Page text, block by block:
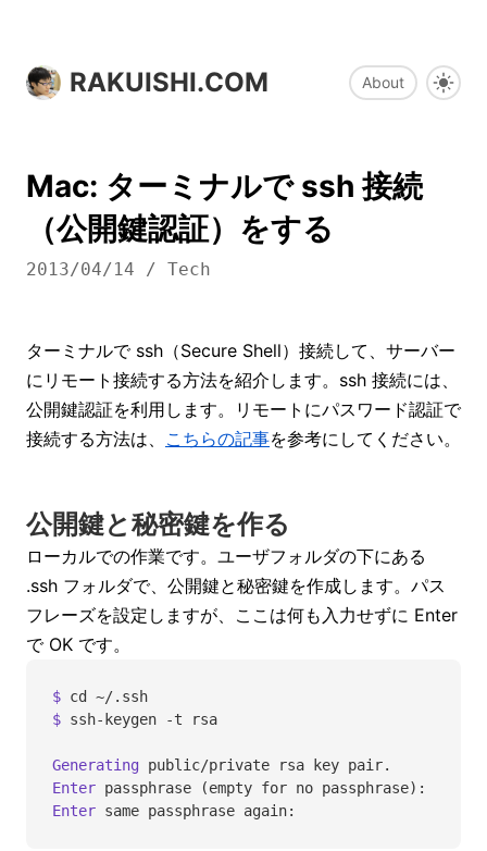
RAKUISHI.COM About
Mac: ターミナルで ssh 接続
（公開鍵認証）をする
2013/04/14 / Tech
ターミナルで ssh（Secure Shell）接続して、サーバー
にリモート接続する方法を紹介します。ssh 接続には、
公開鍵認証を利用します。リモートにパスワード認証で
接続する方法は、 こちらの記事を参考にしてください。
公開鍵と秘密鍵を作る
ローカルでの作業です。ユーザフォルダの下にある
.ssh フォルダで、公開鍵と秘密鍵を作成します。パス
フレーズを設定しますが、ここは何も入力せずに Enter
で OK です。
$ cd
~/.ssh
$ ssh-keygen -t rsa
Generating public/private rsa key pair.
Enter passphrase (empty for no passphrase):
Enter same passphrase again: